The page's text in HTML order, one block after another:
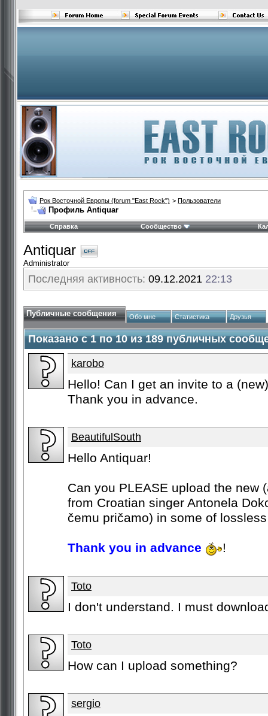
Рок Восточной Европы (forum "East Rock") > Пользователи
Профиль Antiquar
Справка Сообщество
Antiquar
Administrator
Последняя активность: 09.12.2021 22:13
Публичные сообщения Обо мне Статистика Друзья
Показано с 1 по10из189публичных
karobo
Hello! Can I get an invite to a
Thank you in advance.
BeautifulSouth
Hello Antiquar!
Can you PLEASE upload the new
from Croatian singer Antonela
čemu pričamo) in some of
Thank you in advance !
Toto
I don't understand. I must
Toto
How can I upload something?
sergio